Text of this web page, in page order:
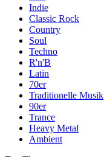
Indie
Classic Rock
Country
Soul
Techno
R'n'B
Latin
70er
Traditionelle Musik
90er
Trance
Heavy Metal
Ambient